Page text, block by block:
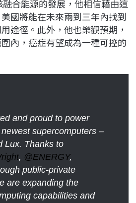
合能源的發展，他相信藉由這
國將能在未來兩到三年內找到
途徑。此外，他也樂觀預期，
內，癌症有望成為一種可控的
and proud to power
newest supercomputers –
Lux. Thanks to
, @ENERGY,
public-private
are expanding the
capabilities and